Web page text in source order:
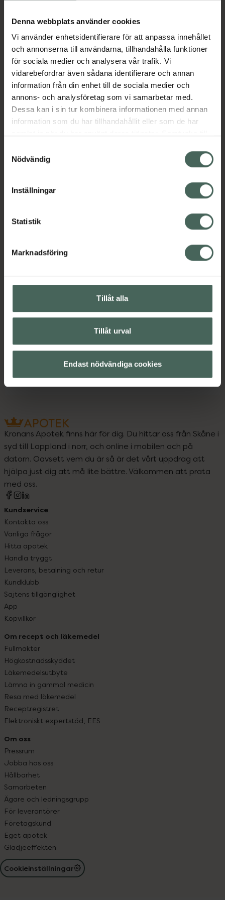
Denna webbplats använder cookies
Vi använder enhetsidentifierare för att anpassa innehållet
och annonserna till användarna, tillhandahålla funktioner
för sociala medier och analysera vår trafik. Vi
vidarebefordrar även sådana identifierare och annan
information från din enhet till de sociala medier och
annons- och analysföretag som vi samarbetar med.
Dessa kan i sin tur kombinera informationen med annan
information som du har tillhandahållit eller som de har
återkalla ditt samtycke via webbplatsens
cookieinställningar. Ett återkallat samtycke påverkar inte
lagligheten av behandling som skett innan återkallelsen.
Nödvändig
Inställningar
Statistik
Marknadsföring
Tillåt alla
Tillåt urval
Endast nödvändiga cookies
vitaminer den behöver. Produkt innehåller
metylerat B12 och folat (Quatrefolic®) samt
utvalda källor till B2 och B6. Även med
inositol, PABA och kolin.
EAN:07350132941423
B-vitaminB-vitaminKost och hälsa
KosttillskottKosttillskott
Visa
B-vitamin
B-vitamin
Kosttillskott
Vitaminer och mineraler
Vitaminer och mineraler
Kronans Apotek finns här för dig. Du hittar oss från Skåne i
syd till Lappland i norr, och online i mobilen och på
datorn. Oavsett vem du är så är det vårt uppdrag att
hjälpa just dig att må lite bättre. Välkommen att prata
med oss.
Kundservice
Kontakta oss
Vanliga frågor
Hitta apotek
Handla tryggt
Leverans, betalning och retur
Kundklubb
Sajtens tillgänglighet
App
Köpvillkor
Om recept och läkemedel
Fullmakter
Högkostnadsskyddet
Läkemedelsutbyte
Lämna in gammal medicin
Resa med läkemedel
Receptregistret
Elektroniskt expertstöd, EES
Om oss
Pressrum
Jobba hos oss
Hållbarhet
Samarbeten
Ägare och ledningsgrupp
För leverantörer
Företagskund
Eget apotek
Glädjeeffekten
Cookieinställningar